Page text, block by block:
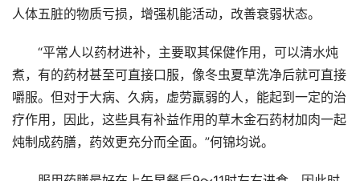
人体五脏的物质亏损，增强机能活动，改善衰弱状态。
“平常人以药材进补，主要取其保健作用，可以清水炖
煮，有的药材甚至可直接口服，像冬虫夏草洗净后就可直接
嚼服。但对于大病、久病，虚劳羸弱的人，能起到一定的治
疗作用，因此，这些具有补益作用的草木金石药材加肉一起
炖制成药膳，药效更充分而全面。”何锦均说。